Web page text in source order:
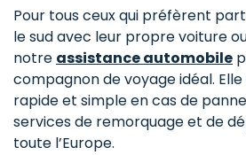
Pour tous ceux qui préfèrent
le sud avec leur propre voiture
notre assistance automobile
compagnon de voyage idéal.
rapide et simple en cas de
services de remorquage et de
toute l’Europe.